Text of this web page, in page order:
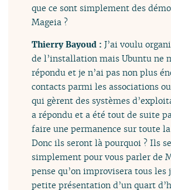
que ce sont simplement des
Mageia ?
Thierry Bayoud :J’ai voulu
de l’installation mais Ubuntu ne
répondu et je n’ai pas non plus
contacts parmi les associations
qui gèrent des systèmes
a répondu et a été tout de suite
faire une permanence sur toute
Donc ils seront là pourquoi ? Ils
simplement pour vous parler de
pense qu’on improvisera tous les
petite présentation d’un quart